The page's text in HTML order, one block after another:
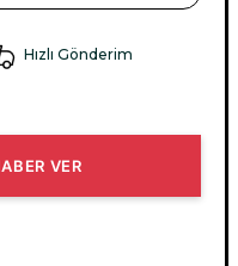
Hızlı Gönderim
VER